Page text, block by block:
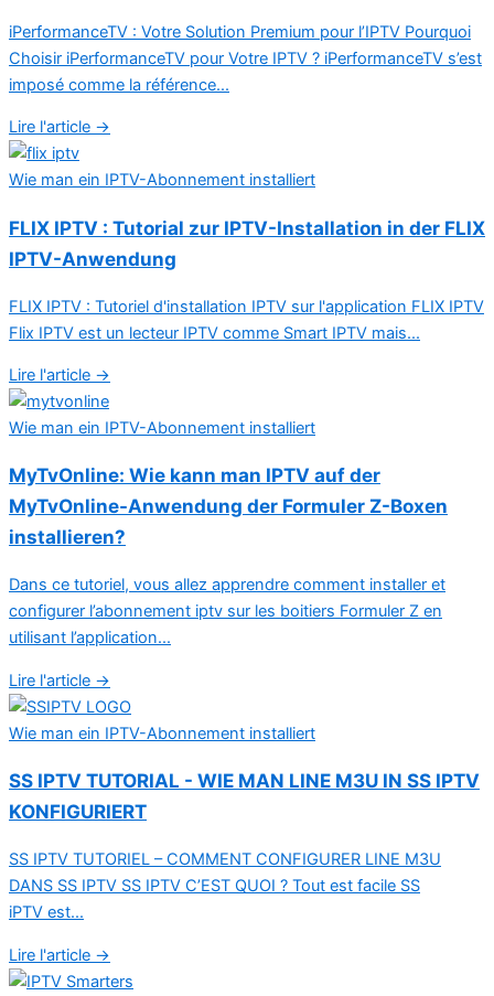
iPerformanceTV : Votre Solution Premium pour l’IPTV Pourquoi
Choisir iPerformanceTV pour Votre IPTV ? iPerformanceTV s’est
imposé comme la référence...
Lire l'article →
Wie man ein IPTV-Abonnement installiert
FLIX IPTV : Tutorial zur IPTV-Installation in der FLIX
IPTV-Anwendung
FLIX IPTV : Tutoriel d'installation IPTV sur l'application FLIX IPTV
Flix IPTV est un lecteur IPTV comme Smart IPTV mais...
Lire l'article →
Wie man ein IPTV-Abonnement installiert
MyTvOnline: Wie kann man IPTV auf der
MyTvOnline-Anwendung der Formuler Z-Boxen
installieren?
Dans ce tutoriel, vous allez apprendre comment installer et
configurer l’abonnement iptv sur les boitiers Formuler Z en
utilisant l’application...
Lire l'article →
Wie man ein IPTV-Abonnement installiert
SS IPTV TUTORIAL - WIE MAN LINE M3U IN SS IPTV
KONFIGURIERT
SS IPTV TUTORIEL – COMMENT CONFIGURER LINE M3U
DANS SS IPTV SS IPTV C’EST QUOI ? Tout est facile SS
iPTV est...
Lire l'article →